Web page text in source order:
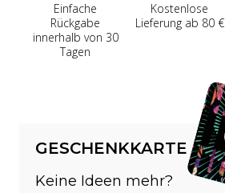
Einfache
Rückgabe
innerhalb von 30
Tagen
Kostenlose
Lieferung ab 80 €
GESCHENKKARTE
Keine Ideen mehr?